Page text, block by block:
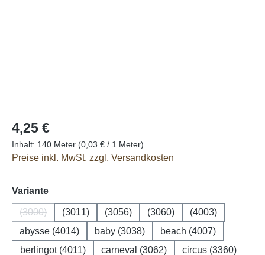
4,25 €
Inhalt: 140 Meter (0,03 € / 1 Meter)
Preise inkl. MwSt. zzgl. Versandkosten
Varianteauswählen
(3000)
(Diese Option ist zurzeit nicht verfügbar.)
(3011) (3056) (3060)
(4003)
abysse (4014)
baby (3038)
beach (4007)
berlingot (4011)
carneval (3062) circus (3360)